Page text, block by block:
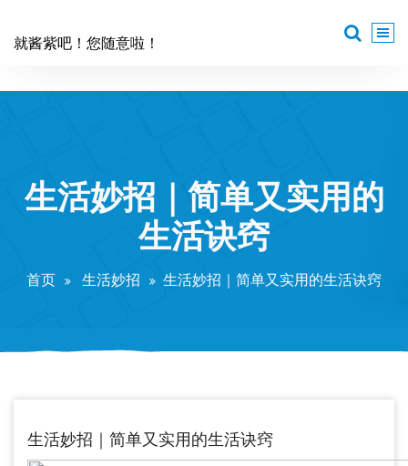
就酱紫吧！您随意啦！
生活妙招｜简单又实用的
生活诀窍
首页 生活妙招 生活妙招｜简单又实用的生活诀窍
生活妙招｜简单又实用的生活诀窍